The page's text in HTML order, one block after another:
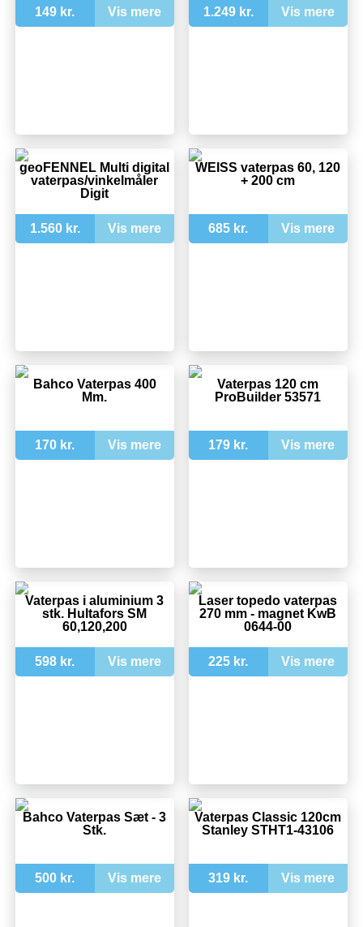
149 kr. Vis mere 1.249 kr. Vis mere
geoFENNEL Multi digital
vaterpas/vinkelmåler
Digit
1.560 kr. Vis mere
WEISS vaterpas 60, 120
+ 200 cm
685 kr. Vis mere
Bahco Vaterpas 400
Mm.
170 kr. Vis mere
Vaterpas 120 cm
ProBuilder 53571
179 kr. Vis mere
Vaterpas i aluminium 3
stk. Hultafors SM
60,120,200
598 kr. Vis mere
Laser topedo vaterpas
270 mm - magnet KwB
0644-00
225 kr. Vis mere
Bahco Vaterpas Sæt - 3
Stk.
500 kr. Vis mere
Vaterpas Classic 120cm
Stanley STHT1-43106
319 kr. Vis mere